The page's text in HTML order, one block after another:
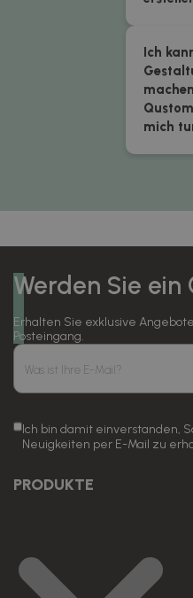
Ich
mich
Werden Sie
Erhalten Sie exklusive
Posteingang.
Ich bin damit einverstanden,
Neuigkeiten per E-Mail zu
PRODUKTE